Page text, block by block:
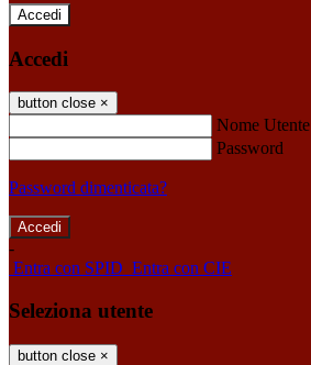
Accedi
Accedi
button close ×
Nome Utente
Password
Password dimenticata?
-
Entra con SPID Entra con CIE
Seleziona utente
button close ×